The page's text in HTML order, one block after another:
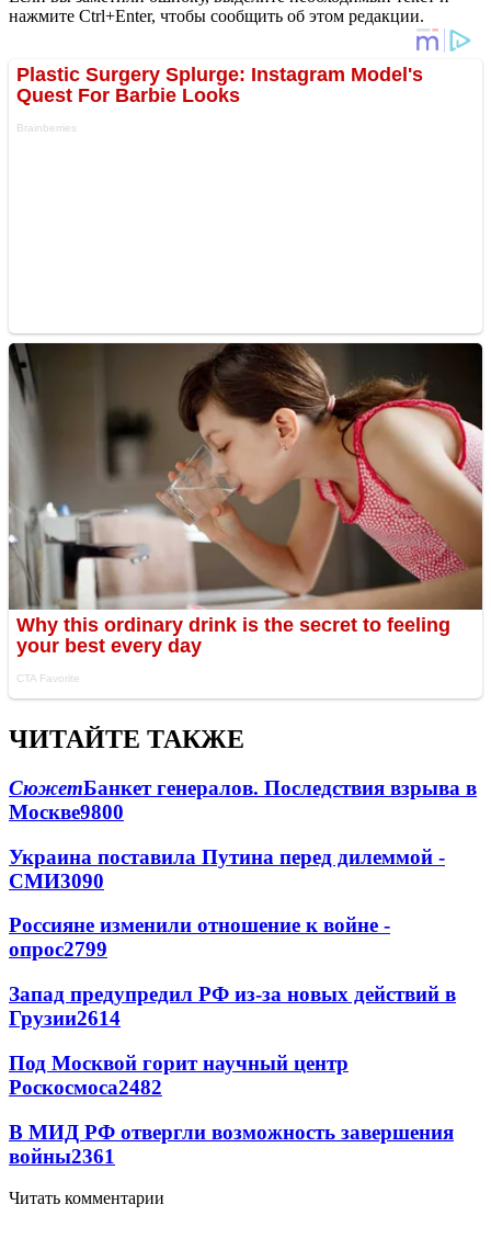
нажмите Ctrl+Enter, чтобы сообщить об этом редакции.
ЧИТАЙТЕ ТАКЖЕ
СюжетБанкет генералов. Последствия взрыва в
Москве9800
Украина поставила Путина перед дилеммой -
СМИ3090
Россияне изменили отношение к войне -
опрос2799
Запад предупредил РФ из-за новых действий в
Грузии2614
Под Москвой горит научный центр
Роскосмоса2482
В МИД РФ отвергли возможность завершения
войны2361
Читать комментарии